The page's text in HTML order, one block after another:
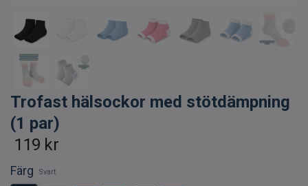
Trofast hälsockor med stötdämpning
(1 par)
119 kr
Färg Svart